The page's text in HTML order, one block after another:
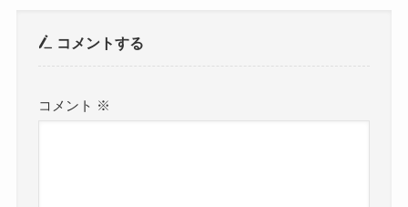
コメントする
コメント ※